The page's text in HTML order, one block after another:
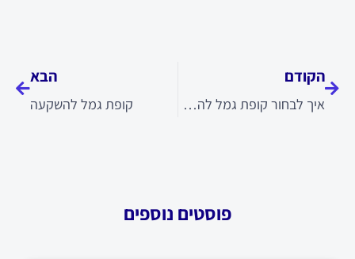
הקודם
איך לבחור קופת גמל להשקעה
הבא
קופת גמל להשקעה
פוסטים נוספים